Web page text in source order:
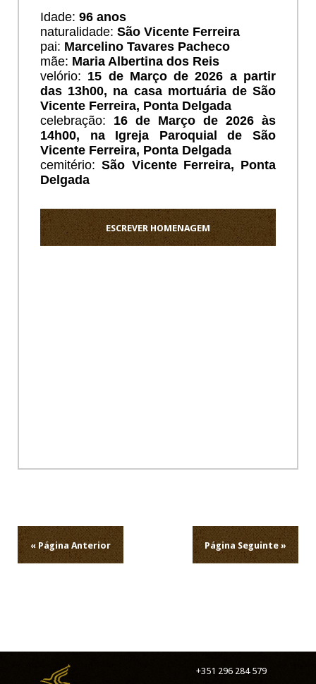
Idade: 96 anos
naturalidade: São Vicente Ferreira
pai: Marcelino Tavares Pacheco
mãe: Maria Albertina dos Reis
velório: 15 de Março de 2026 a partir
das 13h00, na casa mortuária de São
Vicente Ferreira, Ponta Delgada
celebração: 16 de Março de 2026 às
14h00, na Igreja Paroquial de São
Vicente Ferreira, Ponta Delgada
cemitério:São Vicente Ferreira, Ponta
Delgada
ESCREVER HOMENAGEM
de
artigos
Página Seguinte »
« Página Anterior
+351 296 284 579